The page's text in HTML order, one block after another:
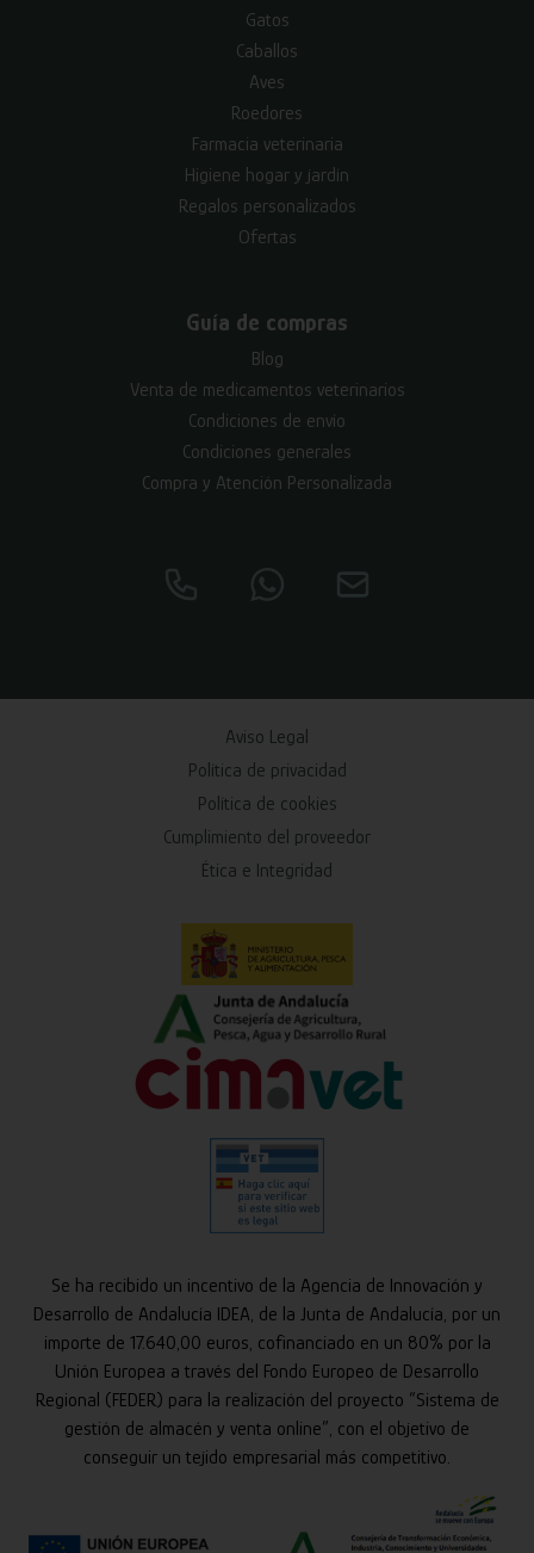
Gatos
Caballos
Aves
Roedores
Farmacia veterinaria
Higiene hogar y jardín
Regalos personalizados
Ofertas
Guía de compras
Blog
Venta de medicamentos veterinarios
Condiciones de envío
Condiciones generales
Compra y Atención Personalizada
Aviso Legal
Política de privacidad
Política de cookies
Cumplimiento del proveedor
Ética e Integridad
Se ha recibido un incentivo de la Agencia de Innovación y
Desarrollo de Andalucía IDEA, de la Junta de Andalucía, por un
importe de 17.640,00 euros, cofinanciado en un 80% por la
Unión Europea a través del Fondo Europeo de Desarrollo
Regional (FEDER) para la realización del proyecto “Sistema de
gestión de almacén y venta online”, con el objetivo de
conseguir un tejido empresarial más competitivo.